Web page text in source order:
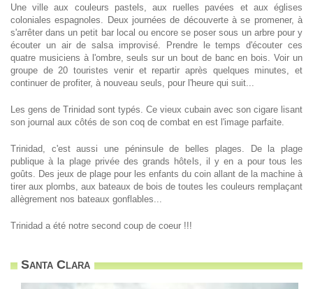
Une ville aux couleurs pastels, aux ruelles pavées et aux églises
coloniales espagnoles. Deux journées de découverte à se promener, à
s'arrêter dans un petit bar local ou encore se poser sous un arbre pour y
écouter un air de salsa improvisé. Prendre le temps d'écouter ces
quatre musiciens à l'ombre, seuls sur un bout de banc en bois. Voir un
groupe de 20 touristes venir et repartir après quelques minutes, et
continuer de profiter, à nouveau seuls, pour l'heure qui suit...
Les gens de Trinidad sont typés. Ce vieux cubain avec son cigare lisant
son journal aux côtés de son coq de combat en est l'image parfaite.
Trinidad, c'est aussi une péninsule de belles plages. De la plage
publique à la plage privée des grands hôtels, il y en a pour tous les
goûts. Des jeux de plage pour les enfants du coin allant de la machine à
tirer aux plombs, aux bateaux de bois de toutes les couleurs remplaçant
allègrement nos bateaux gonflables...
Trinidad a été notre second coup de coeur !!!
Santa Clara